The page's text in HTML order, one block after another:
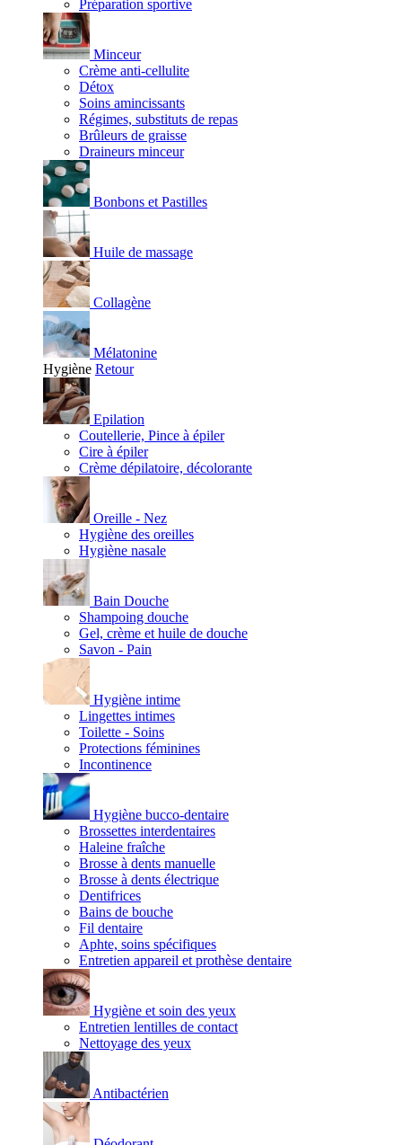
Préparation sportive
Minceur
Crème anti-cellulite
Détox
Soins amincissants
Régimes, substituts de repas
Brûleurs de graisse
Draineurs minceur
Bonbons et Pastilles
Huile de massage
Collagène
Mélatonine
Hygiène Retour
Epilation
Coutellerie, Pince à épiler
Cire à épiler
Crème dépilatoire, décolorante
Oreille - Nez
Hygiène des oreilles
Hygiène nasale
Bain Douche
Shampoing douche
Gel, crème et huile de douche
Savon - Pain
Hygiène intime
Lingettes intimes
Toilette - Soins
Protections féminines
Incontinence
Hygiène bucco-dentaire
Brossettes interdentaires
Haleine fraîche
Brosse à dents manuelle
Brosse à dents électrique
Dentifrices
Bains de bouche
Fil dentaire
Aphte, soins spécifiques
Entretien appareil et prothèse dentaire
Hygiène et soin des yeux
Entretien lentilles de contact
Nettoyage des yeux
Antibactérien